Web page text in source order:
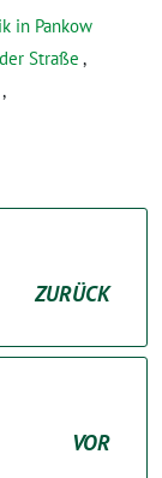
in Pankow
Straße ,
,
ZURÜCK
VOR